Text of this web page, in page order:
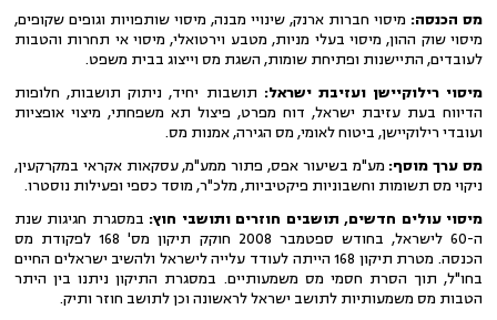
מס הכנסה: מיסוי חברות ארנק, שינויי מבנה, מיסוי שותפויות וגופים שקופים,
מיסוי שוק ההון, מיסוי בעלי מניות, מטבע וירטואלי, מיסוי אי תחרות והטבות
לעובדים, התיישנות ופתיחת שומות, השגת מס וייצוג בבית משפט.
מיסוי רילוקיישן ועזיבת ישראל: תושבות יחיד, ניתוק תושבות, חלופות
הדיווח בעת עזיבת ישראל, דוח מפרט, פיצול תא משפחתי, מיצוי אופציות
ועובדי רילוקיישן, ביטוח לאומי, מס הגירה, אמנות מס.
מס ערך מוסף: מע"מ בשיעור אפס, פתור ממע"מ, עסקאות אקראי במקרקעין,
ניקוי מס תשומות וחשבוניות פיקטיביות, מלכ"ר, מוסד כספי ופעילות נוסטרו.
מיסוי עולים חדשים, תושבים חוזרים ותושבי חוץ: במסגרת חגיגות שנת
ה-60 לישראל, בחודש ספטמבר 2008 חוקק תיקון מס' 168 לפקודת מס
הכנסה. מטרת תיקון 168 הייתה לעודד עלייה לישראל ולהשיב ישראלים החיים
בחו"ל, תוך הסרת חסמי מס משמעותיים. במסגרת התיקון ניתנו בין היתר
הטבות מס משמעותיות לתושב ישראל לראשונה וכן לתושב חוזר ותיק.